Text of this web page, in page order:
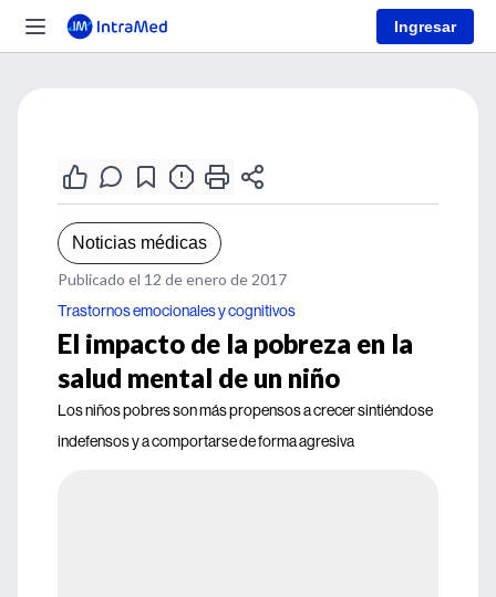
Ingresar
Noticias médicas
Publicado el 12 de enero de 2017
Trastornos emocionales y cognitivos
El impacto de la pobreza en la
salud mental de un niño
Los niños pobres son más propensos a crecer sintiéndose
indefensos y a comportarse de forma agresiva